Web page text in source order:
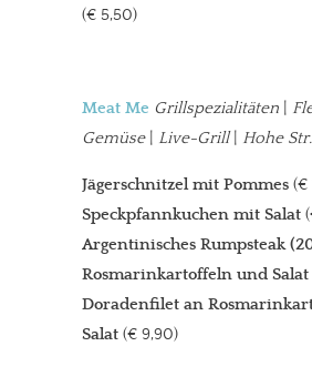
(€ 5,50)
Meat Me Grillspezialitäten
Gemüse| Live-Grill| Hohe
Jägerschnitzel mit Pommes (€
Speckpfannkuchen mit Salat
Argentinisches Rumpsteak
Rosmarinkartoffeln und Salat
Doradenfilet an
Salat (€ 9,90)